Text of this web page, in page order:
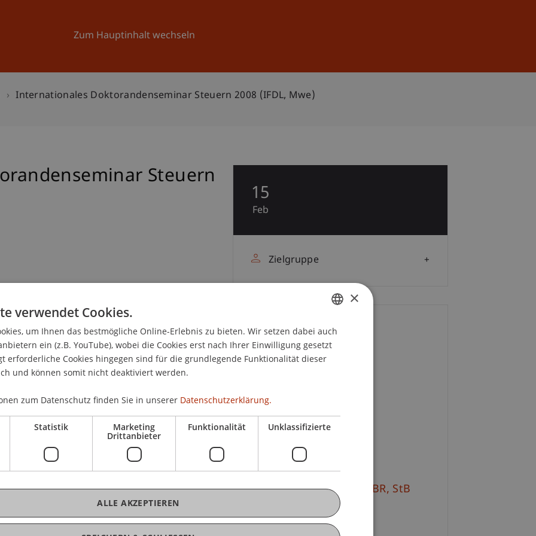
Zum Hauptinhalt wechseln
Universität Aktuelles
Internationales Doktorandenseminar Steuern 2008 (IFDL, Mwe)
Steuern
zu aktuellen sowie grundlegenden
Steuerlehre und des
erfolgen.
Betriebswirtschaftlichen Forschung:
der Betriebswirtschaftlichen Steuerlehre
der EU und dem Fürstentum Liechtenstein
15
Feb
Zielgruppe
Kontakt
Prof. Dr. Martin Wenz
E-Mail
E-Mail
Dr. SybilleWünsche MBR, StB
+49 171 4821 142
GERMAN
ENGLISH
×
verwendet Cookies.
um Ihnen das bestmögliche Online-Erlebnis zu bieten. Wir setzen dabei auch
ein (z.B. YouTube), wobei die Cookies erst nach Ihrer Einwilligung gesetzt
erforderliche Cookies hingegen sind für die grundlegende Funktionalität dieser
und können somit nicht deaktiviert werden.
zum Datenschutz finden Sie in unserer Datenschutzerklärung.
Statistik Marketing
Drittanbieter
Funktionalität Unklassifizierte
ALLE AKZEPTIEREN